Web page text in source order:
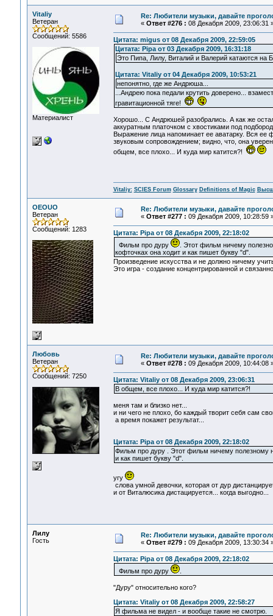
Vitaliy
Ветеран
Сообщений: 5586
Материалист
Re: Любители музыки, давайте
« Ответ #276 : 08 Декабря 2009, 23:06:31
Цитата: migus от 08 Декабря 2009, 22:59:05
Цитата: Pipa от 03 Декабря 2009, 16:31:18
Это Пипа, Лилу, Виталий и Валерий катаются на
Цитата: Vitaliy от 04 Декабря 2009, 10:53:21
непонятно, где же Андрюша...
...Андрею пока педали крутить доверено...
гравитационной тяге!
Хорошо... С Андрюшей разобрались. А как же
аккуратным платочком с хвостиками под
Выражение лица напоминает ее аватарку. Вся
звуковым сопровождением; видно, что, она
общем, все плохо... И куда мир катится?!
Vitaliy: SCIES Forum Glossary Definitions of Magic
OEOUO
Ветеран
Сообщений: 1283
Re: Любители музыки, давайте
« Ответ #277 : 09 Декабря 2009, 10:28:59
Цитата: Pipa от 08 Декабря 2009, 22:18:02
Фильм про дуру
. Этот фильм ничему
кофточках она ходит и как пишет букву "d".
Произведение искусства и не должно ничему
Это игра - создание концентрированной и
Любовь
Ветеран
Сообщений: 7250
Re: Любители музыки, давайте
« Ответ #278 : 09 Декабря 2009, 10:44:08
Цитата: Vitaliy от 08 Декабря 2009, 23:06:31
В общем, все плохо... И куда мир катится?!
меня там и близко нет...
и ни чего не плохо, бо каждый творит себя сам
а время покажет результат...
Цитата: Pipa от 08 Декабря 2009, 22:18:02
Фильм про дуру . Этот фильм ничему полезному
и как пишет букву "d".
угу
слова умной девочки, которая от дур
и от Виталюсика дистацируется... когда выгодно...
Лилу
Гость
Re: Любители музыки, давайте
« Ответ #279 : 09 Декабря 2009, 13:30:34
Цитата: Pipa от 08 Декабря 2009, 22:18:02
Фильм про дуру
.
"Дуру" относительно кого?
Цитата: Vitaliy от 08 Декабря 2009, 22:58:27
Я фильма не видел - и вообще такие не смотрю.